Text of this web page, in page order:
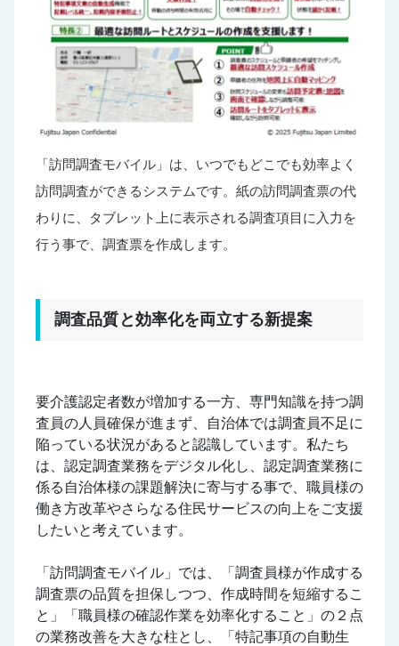
「訪問調査モバイル」は、いつでもどこでも効率よく
訪問調査ができるシステムです。紙の訪問調査票の代
わりに、タブレット上に表示される調査項目に入力を
行う事で、調査票を作成します。
調査品質と効率化を両立する新提案
要介護認定者数が増加する一方、専門知識を持つ調
査員の人員確保が進まず、自治体では調査員不足に
陥っている状況があると認識しています。私たち
は、認定調査業務をデジタル化し、認定調査業務に
係る自治体様の課題解決に寄与する事で、職員様の
働き方改革やさらなる住民サービスの向上をご支援
したいと考えています。
「訪問調査モバイル」では、「調査員様が作成する
調査票の品質を担保しつつ、作成時間を短縮するこ
と」「職員様の確認作業を効率化すること」の２点
の業務改善を大きな柱とし、「特記事項の自動生